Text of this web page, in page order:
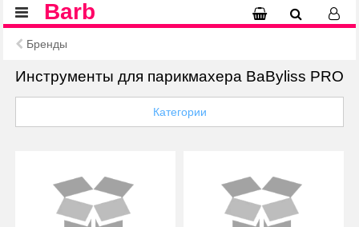
Barb
Бренды
Инструменты для парикмахера BaByliss PRO
Категории